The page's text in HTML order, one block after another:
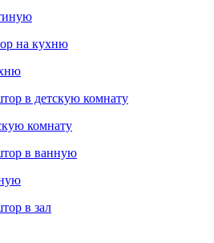
комнату